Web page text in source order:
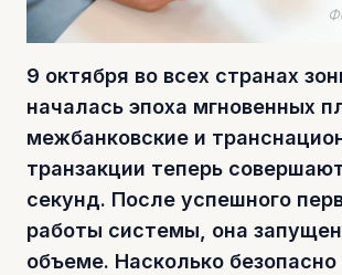
9 октября во всех странах
началась эпоха мгновенных
межбанковские и
транзакции теперь
секунд. После успешного
работы системы, она
объеме. Насколько безопасно